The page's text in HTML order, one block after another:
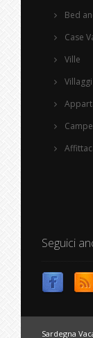
Bed
Case
Ville
Villaggi
Seguici
Sardegna